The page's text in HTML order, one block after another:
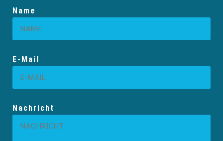
Name
E-Mail
Nachricht